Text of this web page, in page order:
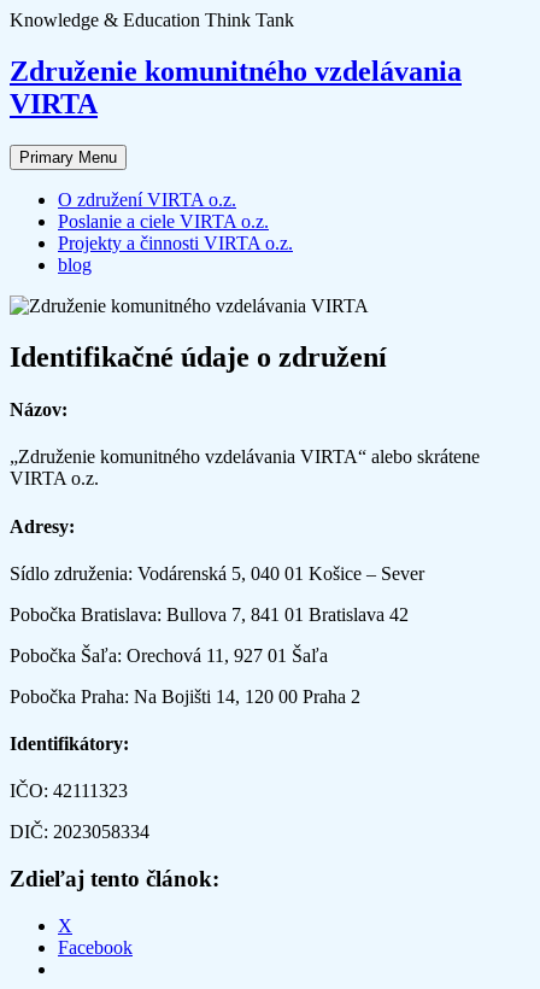
Skip
content
Knowledge & Education Think Tank
Združenie komunitného vzdelávania
VIRTA
Primary Menu
O združení VIRTA o.z.
Poslanie a ciele VIRTA o.z.
Projekty a činnosti VIRTA o.z.
blog
Identifikačné údaje o združení
Názov:
„Združenie komunitného vzdelávania VIRTA“ alebo skrátene
VIRTA o.z.
Adresy:
Sídlo združenia: Vodárenská 5, 040 01 Košice – Sever
Pobočka Bratislava: Bullova 7, 841 01 Bratislava 42
Pobočka Šaľa: Orechová 11, 927 01 Šaľa
Pobočka Praha: Na Bojišti 14, 120 00 Praha 2
Identifikátory:
IČO: 42111323
DIČ: 2023058334
Zdieľaj tento článok:
X
Facebook